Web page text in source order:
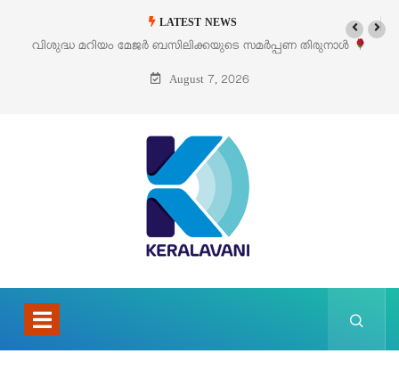
LATEST NEWS
തിരുനാൾ
‘പെറ്റൽസ്’ ലൈഫ് സ്റ്റൈൽ എക്സിബിഷനും
August 7, 2026